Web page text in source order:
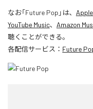
なお「Future Pop 」は、
YouTube Music、 Amazon
聴くことができる。
各配信サービス： Future